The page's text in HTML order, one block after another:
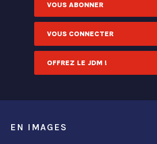
VOUS ABONNER
VOUS CONNECTER
OFFREZ LE JDM !
EN IMAGES